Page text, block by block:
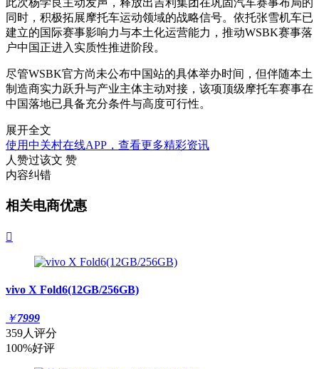
此次杨学良主动发声，释放出吉利集团在巩固汽车赛事布局的
同时，积极拓展摩托车运动领域的战略信号。依托张雪机车已
建立的国际赛事影响力与本土化运营能力，推动WSBK赛事落
户中国正进入实质性推进阶段。
尽管WSBK官方尚未公布中国站的具体举办时间，但伴随本土
制造商实力跃升与产业主体主动对接，该项顶级摩托车赛事在
中国落地已具备充分条件与高度可行性。
展开全文
使用中关村在线APP，查看更多精彩资讯
人赞过该文 赞
内容纠错
相关电商优惠

vivo X Fold6(12GB/256GB)
￥7999
359人评分
100%好评